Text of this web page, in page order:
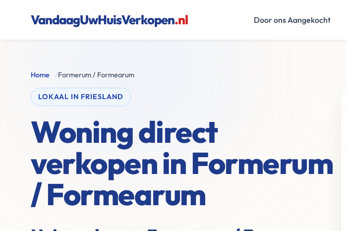
VandaagUwHuisVerkopen.nl Door ons Aangekocht
Home /Formerum / Formearum
LOKAAL IN FRIESLAND
Woning direct
verkopen in Formerum
/ Formearum